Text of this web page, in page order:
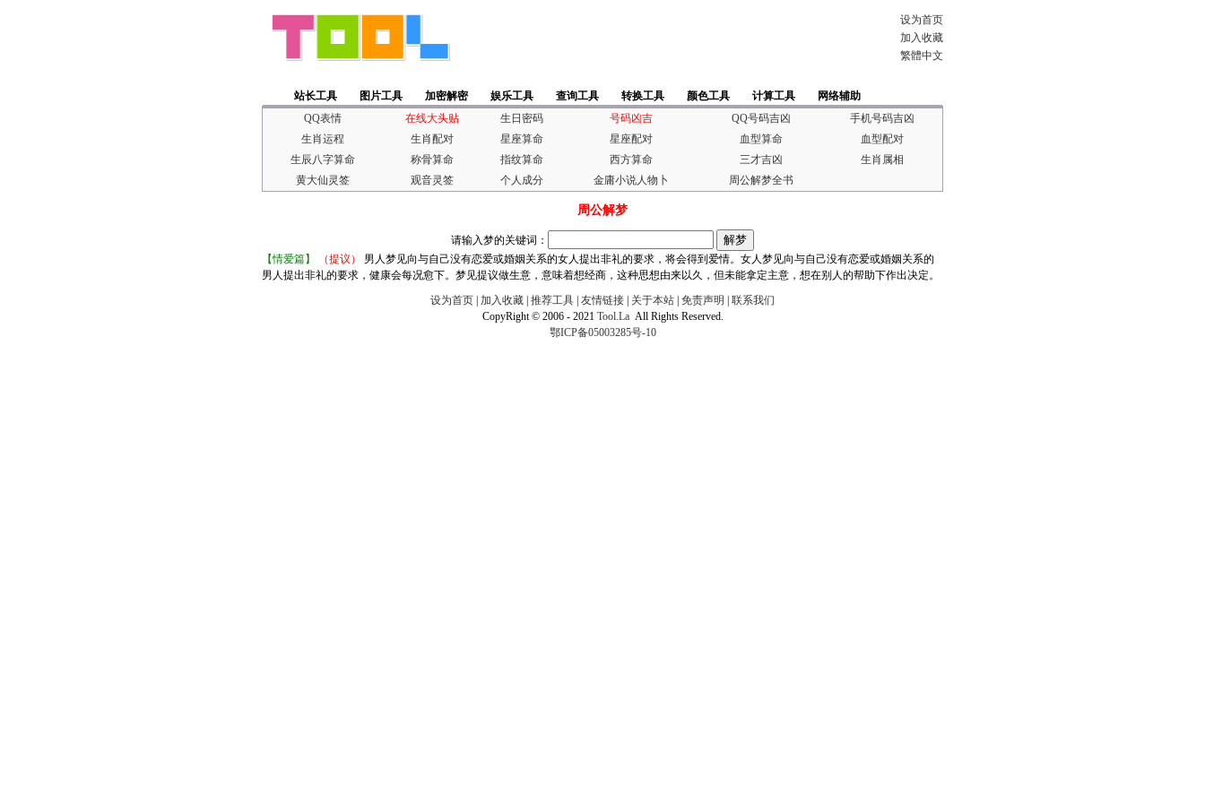
设为首页
加入收藏
繁體中文
站长工具 图片工具 加密解密 娱乐工具 查询工具 转换工具 颜色工具 计算工具
网络辅助
QQ表情
在线大头贴 生日密码 号码凶吉 QQ号码吉凶
手机号码吉凶
生肖运程
生肖配对 星座算命 星座配对 血型算命
血型配对
生辰八字算命
称骨算命 指纹算命 西方算命 三才吉凶
生肖属相
黄大仙灵签
观音灵签 个人成分 金庸小说人物卜 周公解梦全书
周公解梦
请输入梦的关键词：
【情爱篇】
（提议）
男人梦见向与自己没有恋爱或婚姻关系的女人提出非礼的要求，将会得到爱情。女人梦见向与自己没有恋爱或婚姻关系的
男人提出非礼的要求，健康会每况愈下。梦见提议做生意，意味着想经商，这种思想由来以久，但未能拿定主意，想在别人的帮助下作出决定。
设为首页 加入收藏 推荐工具 友情链接 关于本站 免责声明
联系我们
CopyRight © 2006 - 2021 Tool.LaAll Rights Reserved.
鄂ICP备05003285号-10